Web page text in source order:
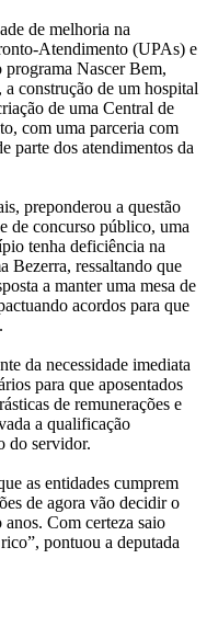
de melhoria na
Atendimento (UPAs) e
Nascer Bem,
construção de um hospital
de uma Central de
com uma parceria com
parte dos atendimentos da
preponderou a questão
de concurso público, uma
tenha deficiência na
Bezerra, ressaltando que
a manter uma mesa de
acordos para que
da necessidade imediata
para que aposentados
de remunerações e
a qualificação
do servidor.
as entidades cumprem
de agora vão decidir o
Com certeza saio
pontuou a deputada